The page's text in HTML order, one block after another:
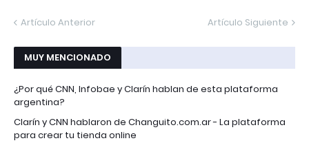
Artículo Anterior Artículo Siguiente
MUY MENCIONADO
¿Por qué CNN, Infobae y Clarín hablan de esta plataforma
argentina?
Clarín y CNN hablaron de Changuito.com.ar - La plataforma
para crear tu tienda online